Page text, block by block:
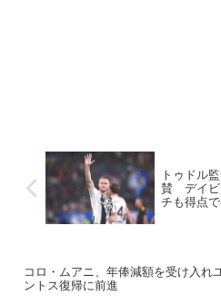
トゥドル
賛 デイビ
チも得点
コロ・ムアニ、年俸減額を受け入れ
ントス復帰に前進